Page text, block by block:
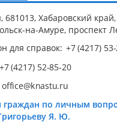
681013, Хабаровский край,
на-Амуре, проспект
для справок:
граждан по личным
Я. Ю.